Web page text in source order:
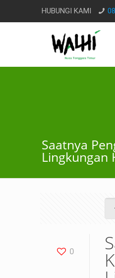
HUBUNGI KAMI
Saatnya
Lingkungan
0